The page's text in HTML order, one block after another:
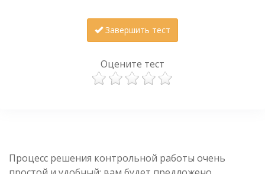
Завершить тест
Оцените тест
Процесс решения контрольной работы очень